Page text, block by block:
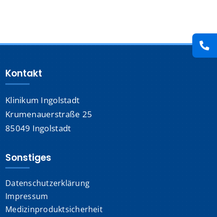
Kontakt
Karriere
Suche
nach:
Kontakt
Klinikum Ingolstadt
Krumenauerstraße 25
85049 Ingolstadt
Sonstiges
Datenschutzerklärung
Impressum
Medizinproduktsicherheit